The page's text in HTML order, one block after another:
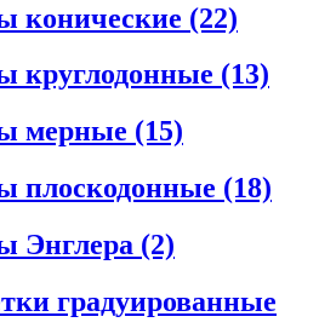
конические (22)
круглодонные (13)
мерные (15)
плоскодонные (18)
Энглера (2)
градуированные